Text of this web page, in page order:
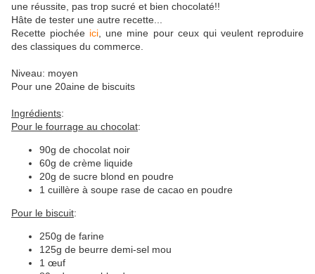
une réussite, pas trop sucré et bien chocolaté!!
Hâte de tester une autre recette...
Recette piochée ici , une mine pour ceux qui veulent reproduire
des classiques du commerce.
Niveau: moyen
Pour une 20aine de biscuits
Ingrédients:
Pour le fourrage au chocolat:
90g de chocolat noir
60g de crème liquide
20g de sucre blond en poudre
1 cuillère à soupe rase de cacao en poudre
Pour le biscuit:
250g de farine
125g de beurre demi-sel mou
1 œuf